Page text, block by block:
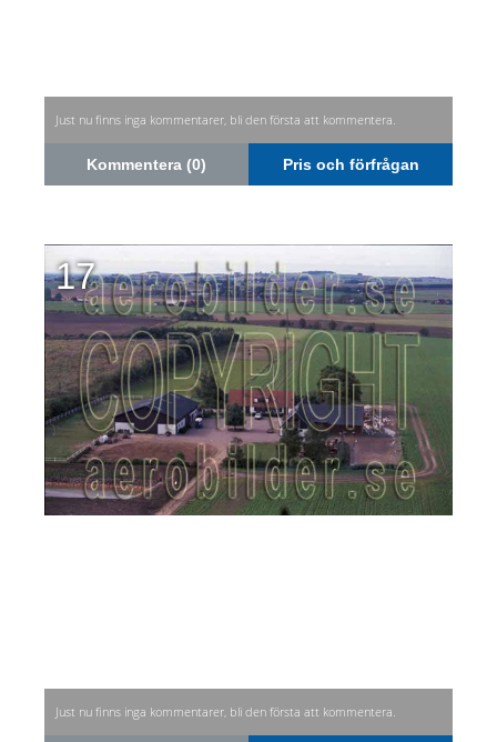
Just nu finns inga kommentarer, bli den första att kommentera.
Kommentera (0) Pris och förfrågan
17
Just nu finns inga kommentarer, bli den första att kommentera.